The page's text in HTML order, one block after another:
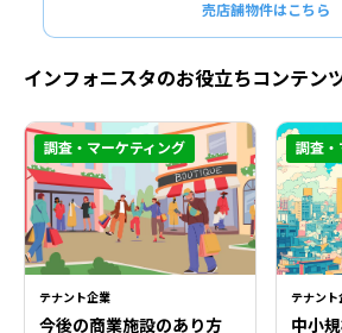
売店舗物件はこちら
インフォニスタのお役立ちコンテン
テナント企業
今後の商業施設のあり方
調査・マーケティング
テナント
中小
調査・